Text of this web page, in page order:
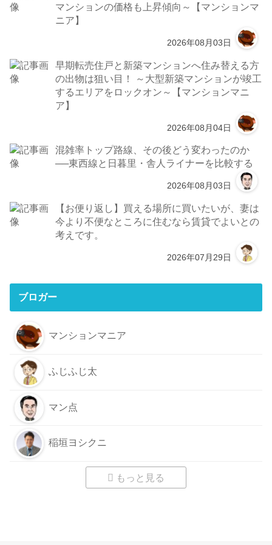
マンションの価格も上昇傾向～【マンションマ
ニア】
2026年08月03日
早期転売住戸と新築マンションへ住み替える方
の出物は狙い目！ ～大型新築マンションが竣工
するエリアをロックオン～【マンションマニ
ア】
2026年08月04日
混雑率トップ路線、その後どう変わったのか
──東西線と日暮里・舎人ライナーを比較する
2026年08月03日
【お便り返し】買える場所に買いたいが、妻は
今より不便なところに住むなら賃貸でよいとの
考えです。
2026年07月29日
ブロガー
マンションマニア
ふじふじ太
マン点
稲垣ヨシクニ
もっと見る